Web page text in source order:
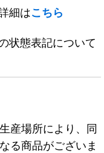
細はこちら
状態表記について
産場所により、同
る商品がございま